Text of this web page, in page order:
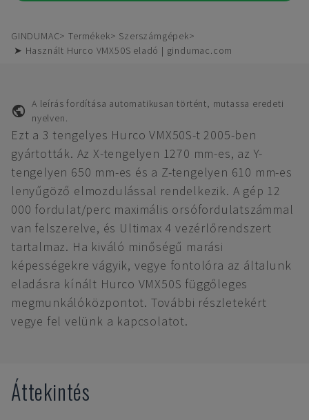
GINDUMAC Termékek
Szerszámgépek
➤ Használt Hurco VMX50S eladó | gindumac.com
A leírás fordítása automatikusan történt, mutassa eredeti
nyelven.
Ezt a 3 tengelyes Hurco VMX50S-t 2005-ben
gyártották. Az X-tengelyen 1270 mm-es, az Y-
tengelyen 650 mm-es és a Z-tengelyen 610 mm-es
lenyűgöző elmozdulással rendelkezik. A gép 12
000 fordulat/perc maximális orsófordulatszámmal
van felszerelve, és Ultimax 4 vezérlőrendszert
tartalmaz. Ha kiváló minőségű marási
képességekre vágyik, vegye fontolóra az általunk
eladásra kínált Hurco VMX50S függőleges
megmunkálóközpontot. További részletekért
vegye fel velünk a kapcsolatot.
Áttekintés